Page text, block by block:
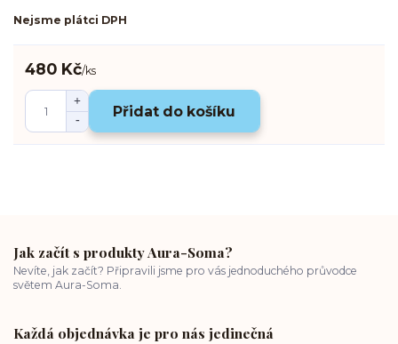
Nejsme plátci DPH
480 Kč/ks
Přidat do košíku
Jak začít s produkty Aura-Soma?
Nevíte, jak začít? Připravili jsme pro vás jednoduchého průvodce
světem Aura-Soma.
Každá objednávka je pro nás jedinečná